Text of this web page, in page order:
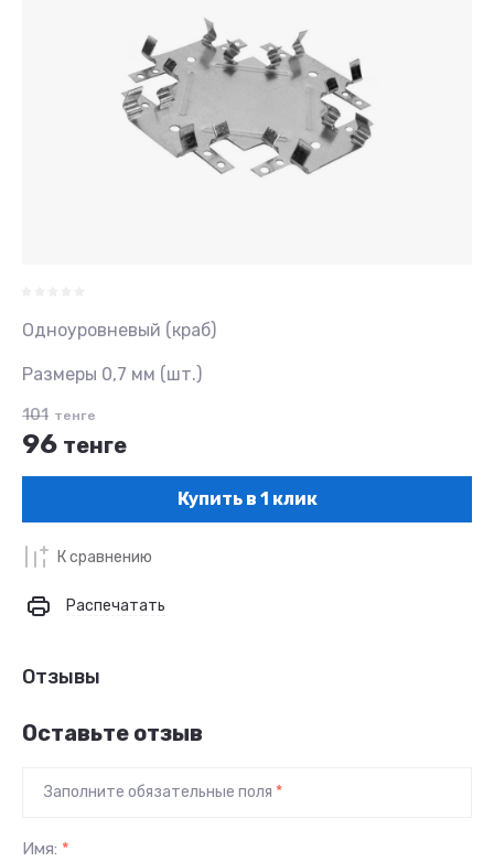
Одноуровневый (краб)
Размеры 0,7 мм (шт.)
101 тенге
96 тенге
Купить в 1 клик
К сравнению
Распечатать
Отзывы
Оставьте отзыв
Заполните обязательные поля *
Имя: *